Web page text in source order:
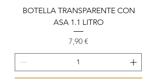
BOTELLA TRANSPARENTE CON
ASA 1.1 LITRO
Prix
7,90 €